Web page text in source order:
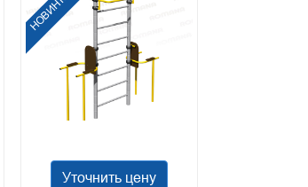
НОВИНКА
Уточнить цену